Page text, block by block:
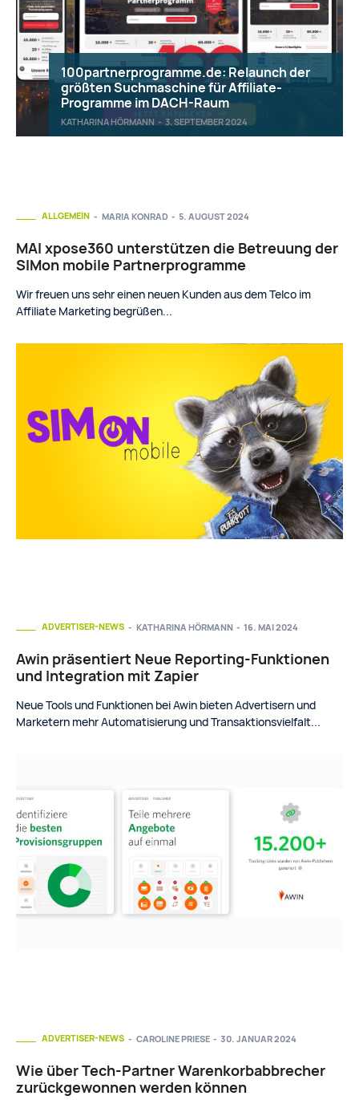
100partnerprogramme.de: Relaunch der
größten Suchmaschine für Affiliate-
Programme im DACH-Raum
KATHARINA HÖRMANN - 3. SEPTEMBER 2024
ALLGEMEIN
MAI xpose360 unterstützen die Betreuung der
SIMon mobile Partnerprogramme
MARIA KONRAD - 5. AUGUST 2024
Wir freuen uns sehr einen neuen Kunden aus dem Telco im
Affiliate Marketing begrüßen...
ADVERTISER-NEWS
Awin präsentiert Neue Reporting-Funktionen
und Integration mit Zapier
KATHARINA HÖRMANN - 16. MAI 2024
Neue Tools und Funktionen bei Awin bieten Advertisern und
Marketern mehr Automatisierung und Transaktionsvielfalt...
ADVERTISER-NEWS
Wie über Tech-Partner Warenkorbabbrecher
zurückgewonnen werden können
CAROLINE PRIESE - 30. JANUAR 2024